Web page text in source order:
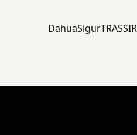
DahuaSigurTRASSIR